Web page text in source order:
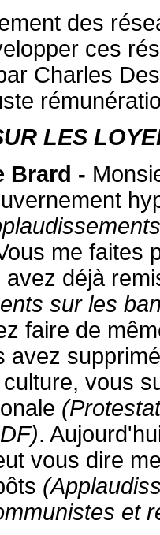
des
ces
Charles
LES
Brard -
me faites
avez déjà
sur les
faire de
avez
vous
.
vous dire
et